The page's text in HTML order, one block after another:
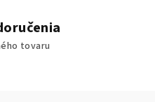
tovaru